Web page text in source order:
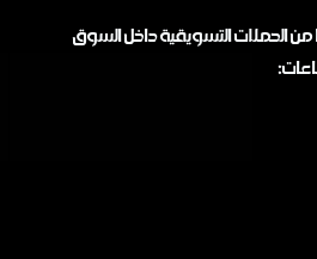
من الحملات التسويقية داخل السوق